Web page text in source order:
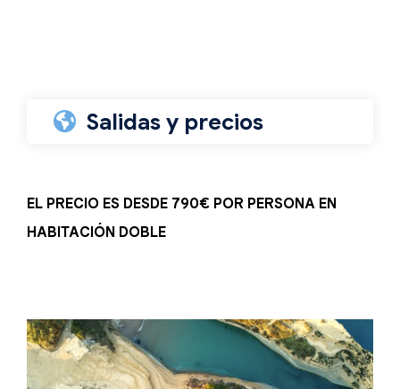
Salidas y precios
EL PRECIO ES DESDE 790€ POR PERSONA EN
HABITACIÓN DOBLE